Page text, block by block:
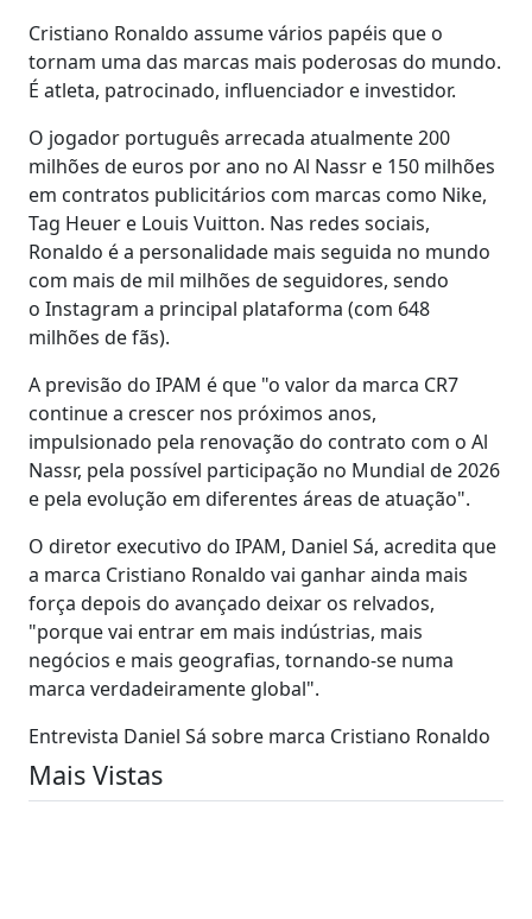
Cristiano Ronaldo assume vários papéis que o
tornam uma das marcas mais poderosas do mundo.
É atleta, patrocinado, influenciador e investidor.
O jogador português arrecada atualmente 200
milhões de euros por ano no Al Nassr e 150 milhões
em contratos publicitários com marcas como Nike,
Tag Heuer e Louis Vuitton. Nas redes sociais,
Ronaldo é a personalidade mais seguida no mundo
com mais de mil milhões de seguidores, sendo
o Instagram a principal plataforma (com 648
milhões de fãs).
A previsão do IPAM é que "o valor da marca CR7
continue a crescer nos próximos anos,
impulsionado pela renovação do contrato com o Al
Nassr, pela possível participação no Mundial de 2026
e pela evolução em diferentes áreas de atuação".
O diretor executivo do IPAM, Daniel Sá, acredita que
a marca Cristiano Ronaldo vai ganhar ainda mais
força depois do avançado deixar os relvados,
"porque vai entrar em mais indústrias, mais
negócios e mais geografias, tornando-se numa
marca verdadeiramente global".
Entrevista Daniel Sá sobre marca Cristiano Ronaldo
Mais Vistas